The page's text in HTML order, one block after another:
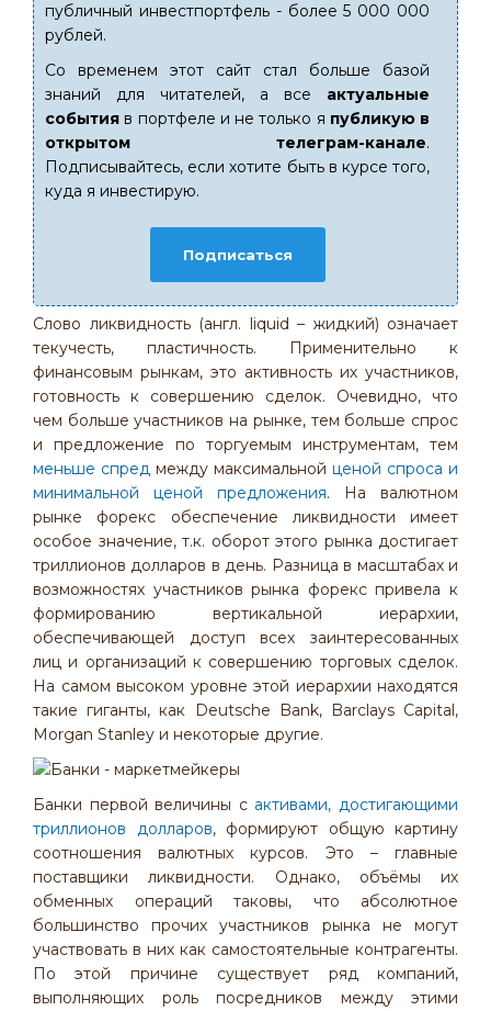
публичный инвестпортфель - более 5 000 000
рублей.
Со временем этот сайт стал больше базой
знаний для читателей, а все актуальные
события в портфеле и не только я публикую в
открытом телеграм-канале.
Подписывайтесь, если хотите быть в курсе того,
куда я инвестирую.
Подписаться
Слово ликвидность (англ. liquid – жидкий) означает
текучесть, пластичность. Применительно к
финансовым рынкам, это активность их участников,
готовность к совершению сделок. Очевидно, что
чем больше участников на рынке, тем больше спрос
и предложение по торгуемым инструментам, тем
меньше спред между максимальной ценой спроса и
минимальной ценой предложения. На валютном
рынке форекс обеспечение ликвидности имеет
особое значение, т.к. оборот этого рынка достигает
триллионов долларов в день. Разница в масштабах и
возможностях участников рынка форекс привела к
формированию вертикальной иерархии,
обеспечивающей доступ всех заинтересованных
лиц и организаций к совершению торговых сделок.
На самом высоком уровне этой иерархии находятся
такие гиганты, как Deutsche Bank, Barclays Capital,
Morgan Stanley и некоторые другие.
Банки первой величины с активами, достигающими
триллионов долларов, формируют общую картину
соотношения валютных курсов. Это – главные
поставщики ликвидности. Однако, объёмы их
обменных операций таковы, что абсолютное
большинство прочих участников рынка не могут
участвовать в них как самостоятельные контрагенты.
По этой причине существует ряд компаний,
выполняющих роль посредников между этими